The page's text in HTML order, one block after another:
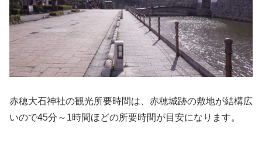
赤穂大石神社の観光所要時間は、赤穂城跡の敷地が結構広
いので45分～1時間ほどの所要時間が目安になります。